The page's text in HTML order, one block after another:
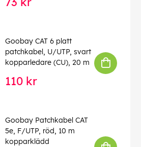
Goobay CAT 6 platt
patchkabel, U/UTP, svart
kopparledare (CU), 20 m
110 kr
Goobay Patchkabel CAT
5e, F/UTP, röd, 10 m
kopparklädd